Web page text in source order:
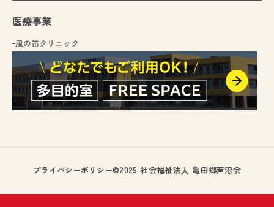
医療事業
風の笛クリニック
プライバシーポリシー©2025 社会福祉法人 亀田郷芦沼会